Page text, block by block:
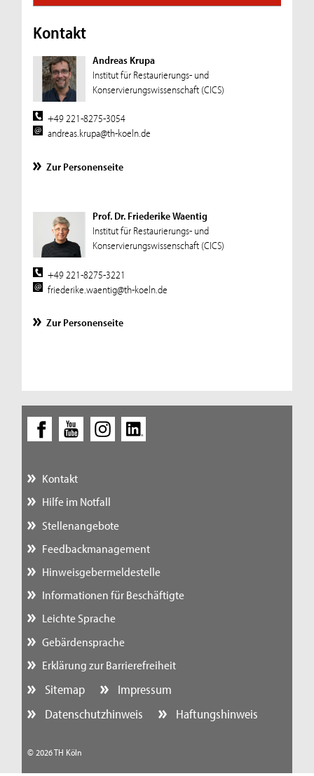
Kontakt
Andreas Krupa
Institut für Restaurierungs- und
Konservierungswissenschaft (CICS)
+49 221-8275-3054
andreas.krupa@th-koeln.de
Zur Personenseite
Prof. Dr. Friederike Waentig
Institut für Restaurierungs- und
Konservierungswissenschaft (CICS)
+49 221-8275-3221
friederike.waentig@th-koeln.de
Zur Personenseite
Kontakt
Hilfe im Notfall
Stellenangebote
Feedbackmanagement
Hinweisgebermeldestelle
Informationen für Beschäftigte
Leichte Sprache
Gebärdensprache
Erklärung zur Barrierefreiheit
Sitemap
Impressum
Datenschutzhinweis
Haftungshinweis
© 2026 TH Köln